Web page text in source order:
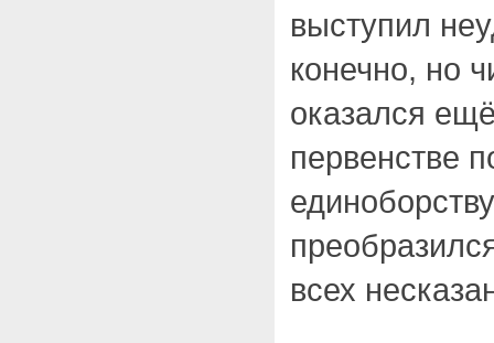
выступил
конечно, но
оказался
первенстве
всех